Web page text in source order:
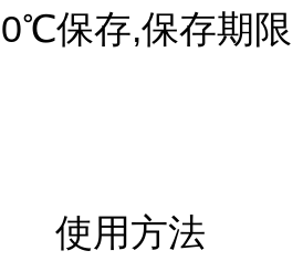
保存,保存期限
使用方法